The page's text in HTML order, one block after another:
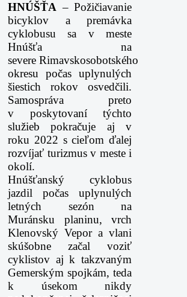
HNÚŠŤA – Požičiavanie
bicyklov a premávka
cyklobusu sa v meste
Hnúšťa na
severe Rimavskosobotského
okresu počas uplynulých
šiestich rokov osvedčili.
Samospráva preto
v poskytovaní týchto
služieb pokračuje aj v
roku 2022 s cieľom ďalej
rozvíjať turizmus v meste i
okolí.
Hnúšťanský cyklobus
jazdil počas uplynulých
letných sezón na
Muránsku planinu, vrch
Klenovský Vepor a vlani
skúšobne začal voziť
cyklistov aj k takzvaným
Gemerským spojkám, teda
k úsekom nikdy